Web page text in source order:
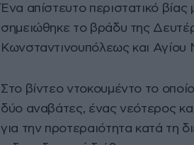
Ένα απίστευτο περιστατικό
σημειώθηκε το βράδυ της
Κωνσταντινουπόλεως και Αγίου
Στο βίντεο ντοκουμέντο το
δύο αναβάτες, ένας νεότερος
για την προτεραιότητα κατά τη